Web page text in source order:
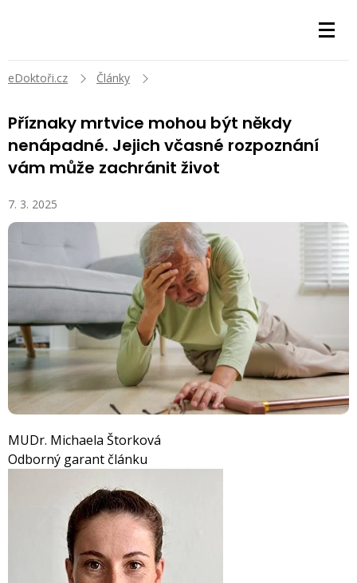
eDoktoři.cz Články
Příznaky mrtvice mohou být někdy
nenápadné. Jejich včasné rozpoznání
vám může zachránit život
7. 3. 2025
MUDr. Michaela Štorková
Odborný garant článku